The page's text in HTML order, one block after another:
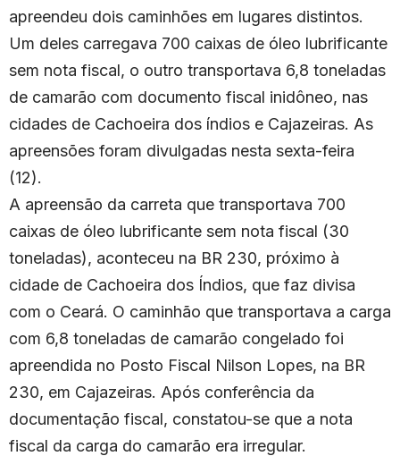
apreendeu dois caminhões em lugares distintos.
Um deles carregava 700 caixas de óleo lubrificante
sem nota fiscal, o outro transportava 6,8 toneladas
de camarão com documento fiscal inidôneo, nas
cidades de Cachoeira dos índios e Cajazeiras. As
apreensões foram divulgadas nesta sexta-feira
(12).
A apreensão da carreta que transportava 700
caixas de óleo lubrificante sem nota fiscal (30
toneladas), aconteceu na BR 230, próximo à
cidade de Cachoeira dos Índios, que faz divisa
com o Ceará. O caminhão que transportava a carga
com 6,8 toneladas de camarão congelado foi
apreendida no Posto Fiscal Nilson Lopes, na BR
230, em Cajazeiras. Após conferência da
documentação fiscal, constatou-se que a nota
fiscal da carga do camarão era irregular.